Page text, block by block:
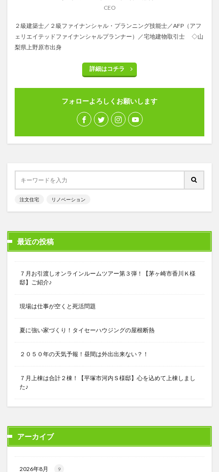
CEO
２級建築士／２級ファイナンシャル・プランニング技能士／AFP（アフ
ェリエイテッドファイナンシャルプランナー）／宅地建物取引士 ◇山
梨県上野原市出身
詳細はコチラ
フォローよろしくお願いします
注文住宅 リノベーション
最近の投稿
７月お引渡しオンラインルームツアー第３弾！【茅ヶ崎市香川Ｋ様
邸】ご紹介♪
現場は仕事が空くと死活問題
夏に強い家づくり！タイセーハウジングの屋根断熱
２０５０年の天気予報！昼間は外出出来ない？！
７月上棟は合計２棟！【平塚市河内Ｓ様邸】心を込めて上棟しまし
た♪
アーカイブ
2026年8月 9